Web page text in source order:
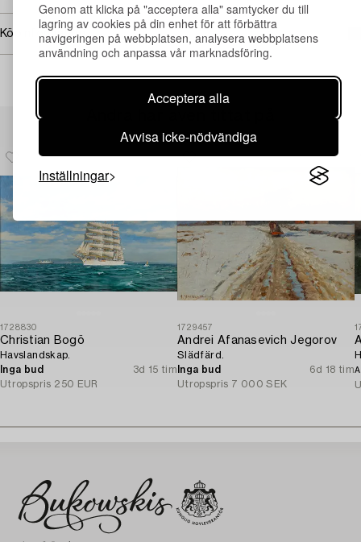
Genom att klicka på "acceptera alla" samtycker du till
lagring av cookies på din enhet för att förbättra
navigeringen på webbplatsen, analysera webbplatsens
användning och anpassa vår marknadsföring.
Acceptera alla
Avvisa icke-nödvändiga
Inställningar
Köpinformation
1728830
Christian Bogö
Havslandskap.
Inga bud
3d 15 tim
Utropspris 250 EUR
1729457
Andrei Afanasevich Jegorov
Slädfärd.
Inga bud
6d 18 tim
Utropspris 7 000 SEK